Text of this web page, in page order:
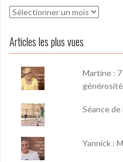
Archives
Articles les plus vues
Martine :
générosité
Séance de
Yannick :